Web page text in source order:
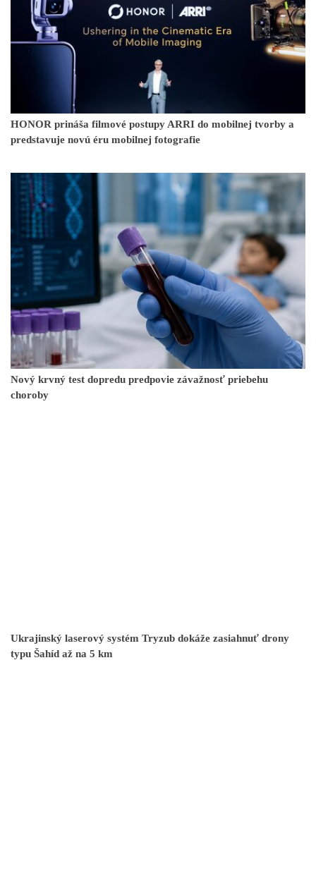
HONOR prináša filmové postupy ARRI do mobilnej tvorby a
predstavuje novú éru mobilnej fotografie
Nový krvný test dopredu predpovie závažnosť priebehu
choroby
Ukrajinský laserový systém Tryzub dokáže zasiahnuť drony
typu Šahíd až na 5 km